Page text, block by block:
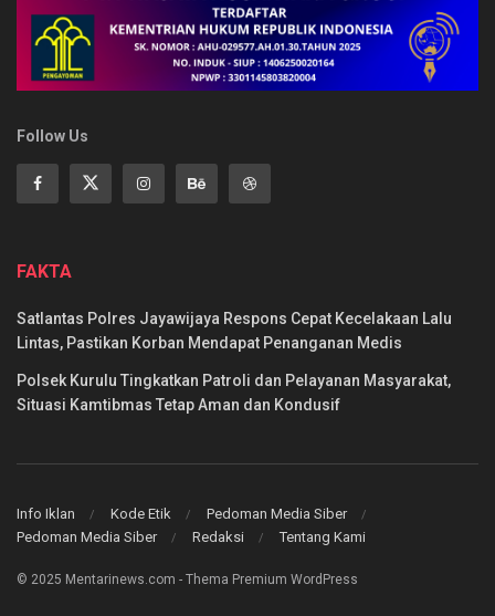
Follow Us
FAKTA
Satlantas Polres Jayawijaya Respons Cepat Kecelakaan Lalu
Lintas, Pastikan Korban Mendapat Penanganan Medis
Polsek Kurulu Tingkatkan Patroli dan Pelayanan Masyarakat,
Situasi Kamtibmas Tetap Aman dan Kondusif
Info Iklan Kode Etik
Pedoman Media Siber
Pedoman Media Siber
Redaksi Tentang Kami
© 2025 Mentarinews.com - Thema Premium WordPress